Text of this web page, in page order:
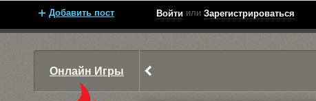
Добавить пост Войти или Зарегистрироваться
Онлайн Игры